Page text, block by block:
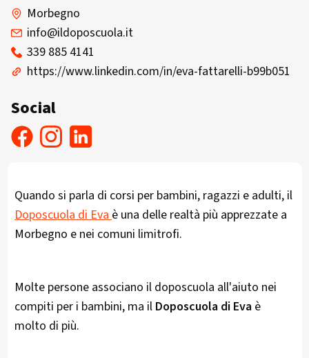
Morbegno
info@ildoposcuola.it
339 885 4141
https://www.linkedin.com/in/eva-fattarelli-b99b051
Social
Quando si parla di corsi per bambini, ragazzi e adulti, il
Doposcuola di Eva è una delle realtà più apprezzate a
Morbegno e nei comuni limitrofi.
Molte persone associano il doposcuola all'aiuto nei
compiti per i bambini, ma il Doposcuola di Eva è
molto di più.